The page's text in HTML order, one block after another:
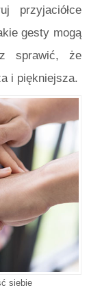
przyjaciółce
gesty mogą
sprawić, że
i piękniejsza.
siebie